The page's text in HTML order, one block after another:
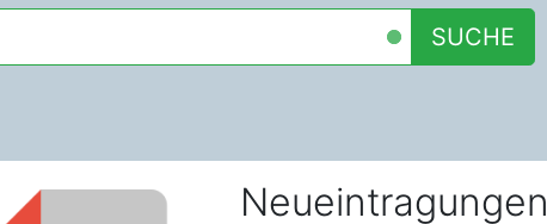
SUCHE
Neueintragungen